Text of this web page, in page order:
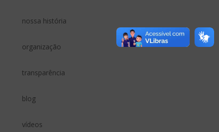
nossa história
organização
transparência
blog
vídeos